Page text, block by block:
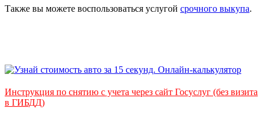
Также вы можете воспользоваться услугой срочного выкупа.
Инструкция по снятию с учета через сайт Госуслуг (без визита
в ГИБДД)